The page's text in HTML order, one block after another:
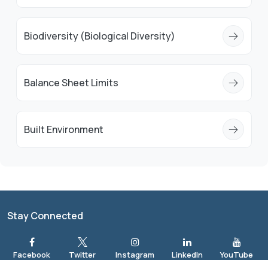
Biodiversity (Biological Diversity)
Balance Sheet Limits
Built Environment
Stay Connected